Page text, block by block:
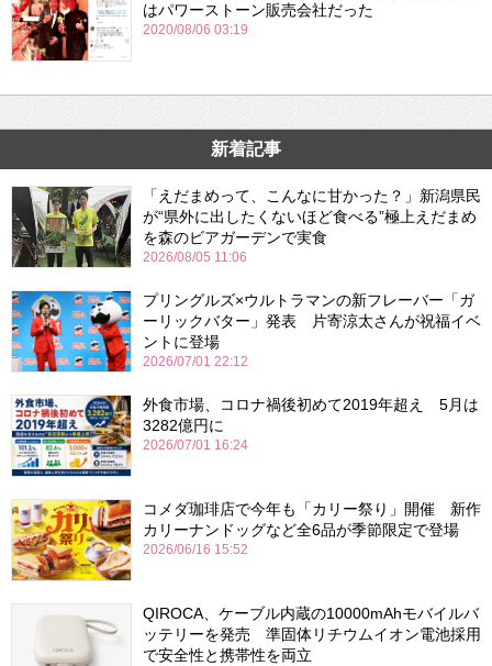
はパワーストーン販売会社だった
2020/08/06 03:19
新着記事
「えだまめって、こんなに甘かった？」新潟県民
が“県外に出したくないほど食べる”極上えだまめ
を森のビアガーデンで実食
2026/08/05 11:06
プリングルズ×ウルトラマンの新フレーバー「ガ
ーリックバター」発表 片寄涼太さんが祝福イベ
ントに登場
2026/07/01 22:12
外食市場、コロナ禍後初めて2019年超え 5月は
3282億円に
2026/07/01 16:24
コメダ珈琲店で今年も「カリー祭り」開催 新作
カリーナンドッグなど全6品が季節限定で登場
2026/06/16 15:52
QIROCA、ケーブル内蔵の10000mAhモバイルバ
ッテリーを発売 準固体リチウムイオン電池採用
で安全性と携帯性を両立